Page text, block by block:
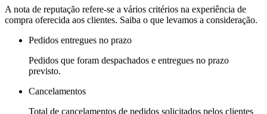
A nota de reputação refere-se a vários critérios na experiência de
compra oferecida aos clientes. Saiba o que levamos a consideração.
Pedidos entregues no prazo
Pedidos que foram despachados e entregues no prazo
previsto.
Cancelamentos
Total de cancelamentos de pedidos solicitados pelos clientes